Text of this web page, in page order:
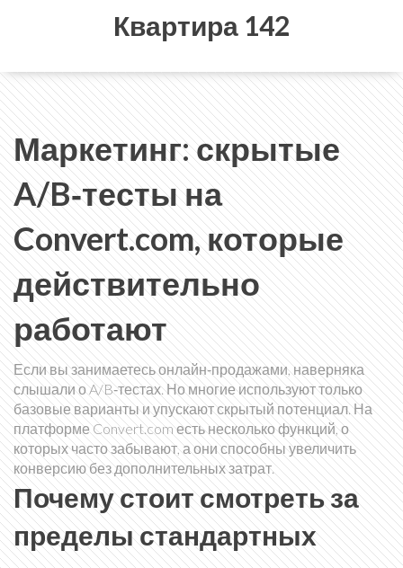
Квартира 142
Маркетинг: скрытые
A/B‑тесты на
Convert.com, которые
действительно
работают
Если вы занимаетесь онлайн‑продажами, наверняка
слышали о A/B‑тестах. Но многие используют только
базовые варианты и упускают скрытый потенциал. На
платформе Convert.com есть несколько функций, о
которых часто забывают, а они способны увеличить
конверсию без дополнительных затрат.
Почему стоит смотреть за
пределы стандартных